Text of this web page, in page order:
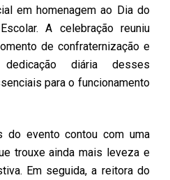
em homenagem ao Dia do
A celebração reuniu
de confraternização e
dedicação diária desses
para o funcionamento
do evento contou com uma
trouxe ainda mais leveza e
Em seguida, a reitora do